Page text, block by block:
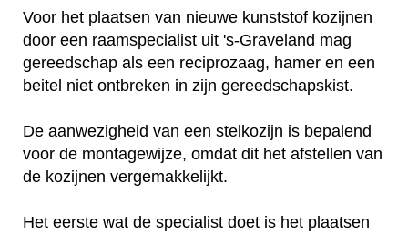
Voor het plaatsen van nieuwe kunststof kozijnen
door een raamspecialist uit 's-Graveland mag
gereedschap als een reciprozaag, hamer en een
beitel niet ontbreken in zijn gereedschapskist.
De aanwezigheid van een stelkozijn is bepalend
voor de montagewijze, omdat dit het afstellen van
de kozijnen vergemakkelijkt.
Het eerste wat de specialist doet is het plaatsen